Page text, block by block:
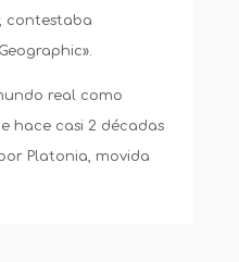
contestaba
real como
hace casi 2 décadas
Platonia, movida